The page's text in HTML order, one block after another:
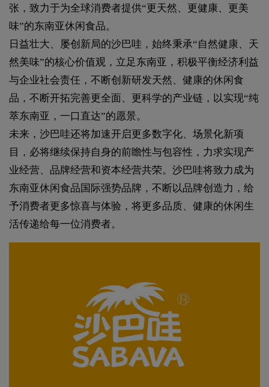
张，致力于为全球消费者提供“更天然、更健康、更美
味”的东南亚休闲食品。
日益壮大、屡创新局的沙巴哇，始终秉承“自然健康、天
然美味”的核心价值观，立足东南亚，积极平衡经济利益
与企业社会责任，不断创新研发天然、健康的休闲食
品，不断开拓完善更全面、更科学的产业链，以实现“纯
萃东南亚，一口直达”的愿景。
未来，沙巴哇还将加速开启更多数字化、场景化新项
目，必将继续保持自身的前瞻性与包容性，力求实现产
业经营、品牌经营和资本经营共荣。沙巴哇将致力成为
东南亚休闲食品国际强势品牌，不断以品牌创造力，给
予消费者更多惊喜与体验，将更多品质、健康的休闲生
活传递给每一位消费者。